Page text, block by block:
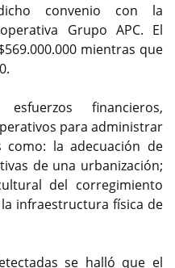
convenio con la
Grupo APC. El
mientras que
financieros,
para administrar
la adecuación de
de una urbanización;
del corregimiento
infraestructura física de
se halló que el